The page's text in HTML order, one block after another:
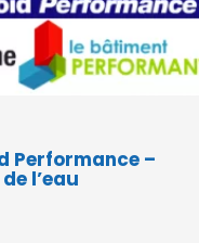
Performance –
l’eau